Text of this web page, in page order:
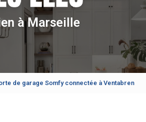
à Marseille
de garage Somfy connectée à Ventabren